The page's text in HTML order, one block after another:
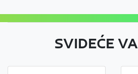
SVIDEĆE